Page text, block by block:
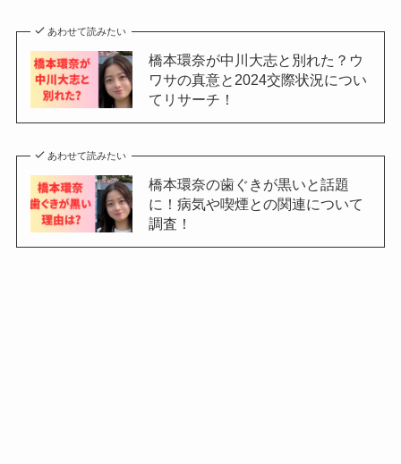
あわせて読みたい
橋本環奈が中川大志と別れた？ウ
ワサの真意と2024交際状況につい
てリサーチ！
あわせて読みたい
橋本環奈の歯ぐきが黒いと話題
に！病気や喫煙との関連について
調査！